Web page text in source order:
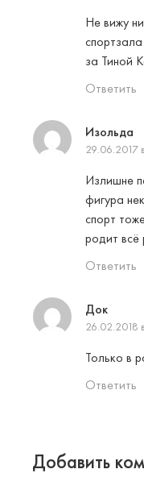
Не вижу
за Тиной
Ответить
Изольда
29.06.2017
Излишне
фигура
спорт
родит всё
Ответить
Док
26.02.2018
Только в
Ответить
Добавить